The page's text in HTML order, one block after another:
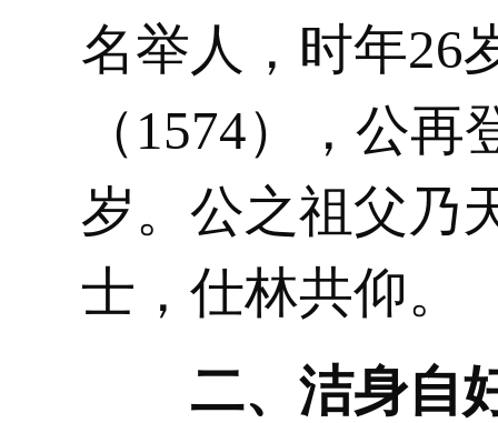
名举人，时年26
（1574），公
岁。公之祖父乃
士，仕林共仰。
二、洁身自